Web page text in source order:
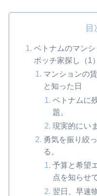
目
ベトナムのマンシ
ボッチ家探し（1）
マンションの
と知った日
ベトナムに
題。
現実的にい
勇気を振り絞
る。
予算と希望
点を知らせ
翌日、早速